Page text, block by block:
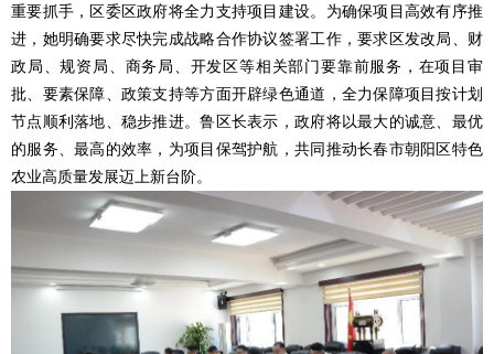
重要抓手，区委区政府将全力支持项目建设。为确保项目高效有序推
进，她明确要求尽快完成战略合作协议签署工作，要求区发改局、财
政局、规资局、商务局、开发区等相关部门要靠前服务，在项目审
批、要素保障、政策支持等方面开辟绿色通道，全力保障项目按计划
节点顺利落地、稳步推进。鲁区长表示，政府将以最大的诚意、最优
的服务、最高的效率，为项目保驾护航，共同推动长春市朝阳区特色
农业高质量发展迈上新台阶。